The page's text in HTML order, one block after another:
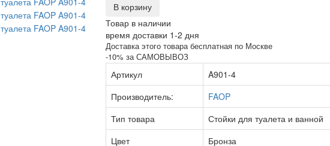
В корзину
Товар в наличии
время доставки 1-2 дня
Доставка этого товара бесплатная по Москве
-10% за САМОВЫВОЗ
Артикул
A901-4
Производитель:
FAOP
Тип товара
Стойки для туалета и ванной
Цвет
Бронза